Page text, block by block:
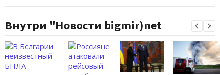
Внутри "Новости bigmir)net